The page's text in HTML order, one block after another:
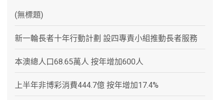
(無標題)
新一輪長者十年行動計劃 設四專責小組推動長者服務
本澳總人口68.65萬人 按年增加600人
上半年非博彩消費444.7億 按年增加17.4%